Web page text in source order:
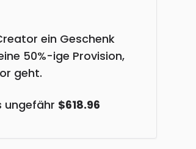
ein Geschenk
50%-ige Provision,
geht.
ungefähr $618.96